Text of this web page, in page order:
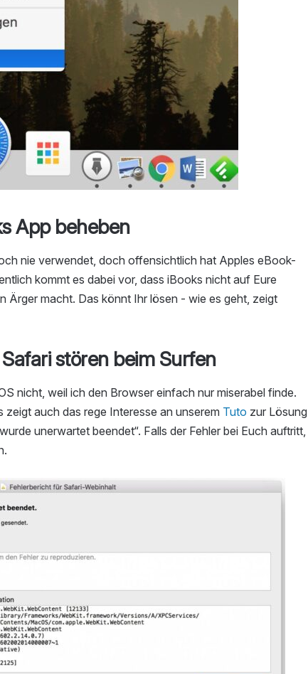
App beheben
nie verwendet, doch offensichtlich hat Apples eBook-
kommt es dabei vor, dass iBooks nicht auf Eure
Ärger macht. Das könnt Ihr lösen - wie es geht, zeigt
stören beim Surfen
nicht, weil ich den Browser einfach nur miserabel finde.
auch das rege Interesse an unserem Tuto zur Lösung
unerwartet beendet“. Falls der Fehler bei Euch auftritt,